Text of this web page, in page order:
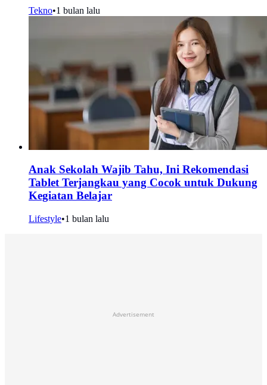
Tekno•1 bulan lalu
Anak Sekolah Wajib Tahu, Ini Rekomendasi
Tablet Terjangkau yang Cocok untuk Dukung
Kegiatan Belajar
Lifestyle•1 bulan lalu
Advertisement